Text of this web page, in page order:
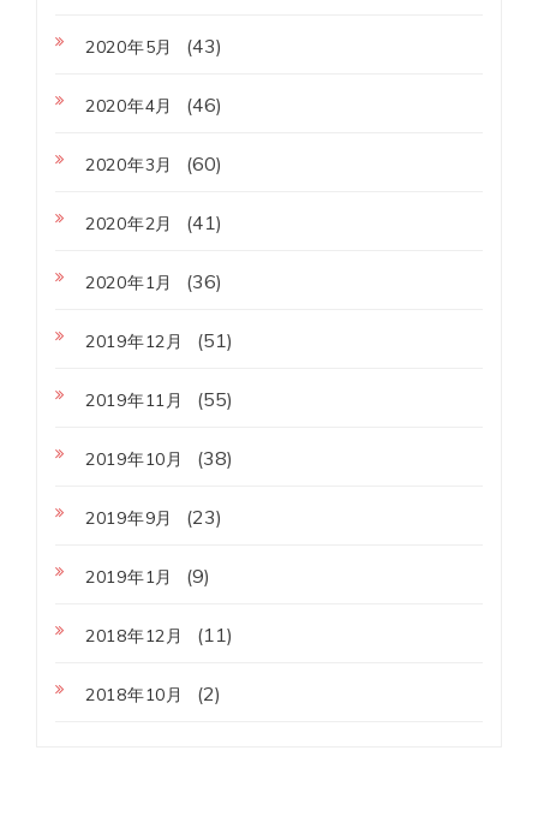
2020年5月 (43)
2020年4月 (46)
2020年3月 (60)
2020年2月 (41)
2020年1月 (36)
2019年12月 (51)
2019年11月 (55)
2019年10月 (38)
2019年9月 (23)
2019年1月 (9)
2018年12月 (11)
2018年10月 (2)